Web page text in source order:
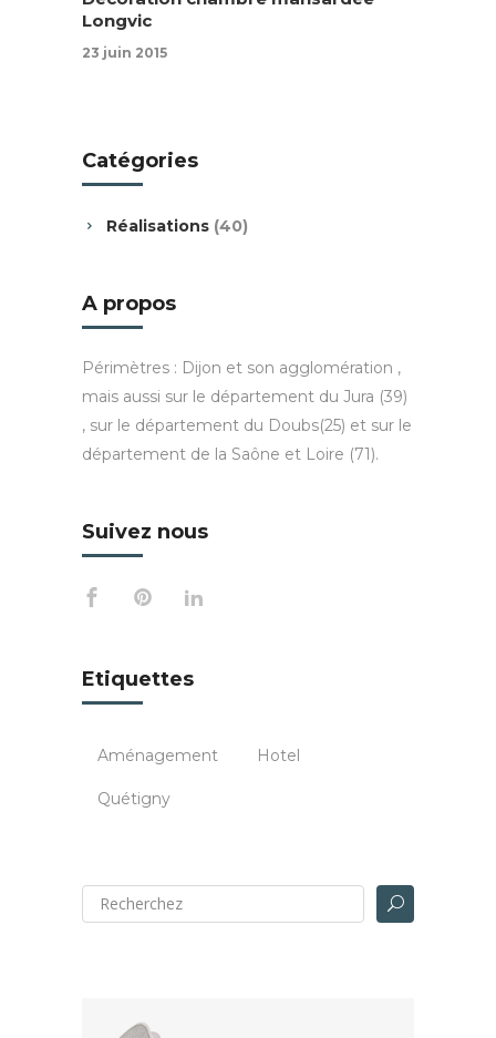
Longvic
23 juin 2015
Catégories
Réalisations (40)
A propos
Périmètres : Dijon et son agglomération ,
mais aussi sur le département du Jura (39)
, sur le département du Doubs(25) et sur le
département de la Saône et Loire (71).
Suivez nous
Etiquettes
Aménagement Hotel
Quétigny